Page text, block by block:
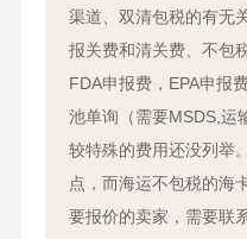
渠道、双清包税的有无
报关费和清关费、不包
FDA申报费，EPA申报
池单询（需要MSDS,运
较特殊的费用还没列举
点，而海运不包税的海
要报价的卖家，需要联